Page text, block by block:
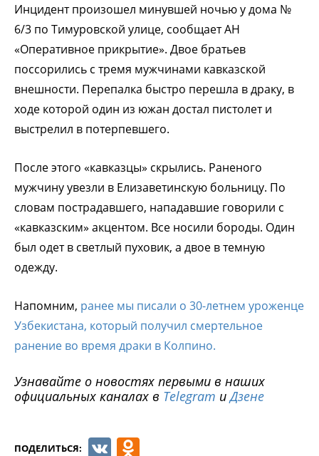
Инцидент произошел минувшей ночью у дома №
6/3 по Тимуровской улице, сообщает АН
«Оперативное прикрытие». Двое братьев
поссорились с тремя мужчинами кавказской
внешности. Перепалка быстро перешла в драку, в
ходе которой один из южан достал пистолет и
выстрелил в потерпевшего.
После этого «кавказцы» скрылись. Раненого
мужчину увезли в Елизаветинскую больницу. По
словам пострадавшего, нападавшие говорили с
«кавказским» акцентом. Все носили бороды. Один
был одет в светлый пуховик, а двое в темную
одежду.
Напомним, ранее мы писали о 30-летнем уроженце
Узбекистана, который получил смертельное
ранение во время драки в Колпино.
Узнавайте о новостях первыми в наших
официальных каналах в Telegram иДзене
ПОДЕЛИТЬСЯ: VK